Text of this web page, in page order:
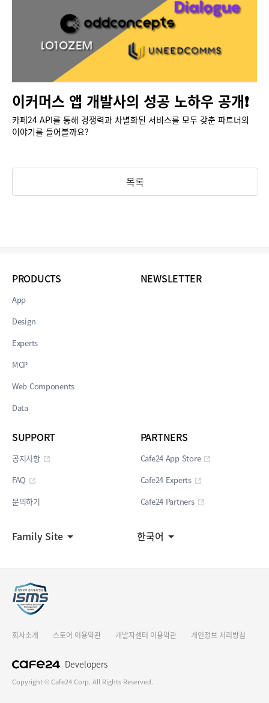
이커머스 앱 개발사의 성공 노하우 공개❗
카페24 API를 통해 경쟁력과 차별화된 서비스를 모두 갖춘 파트너의
이야기를 들어볼까요?
목록
Developers
Family Site 한국어
PRODUCTS
App
Design
Experts
MCP
Web Components
Data
NEWSLETTER
SUPPORT
공지사항
FAQ
문의하기
PARTNERS
Cafe24 App Store
Cafe24 Experts
Cafe24 Partners
회사소개 스토어 이용약관 개발자센터 이용약관 개인정보 처리방침
Copyright © Cafe24 Corp. All Rights Reserved.